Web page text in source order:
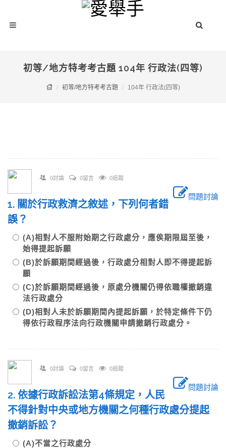
初等/地方特考考古題 104年 行政法(四等)
初等/地方特考考古題 104年 行政法(四等)
0討論 0留言 0追蹤
問題討論
1. 關於行政救濟之敘述，下列何者錯
誤？
(A)相對人不服附始期之行政處分，應俟期限屆至後，
始得提起訴願
(B)於訴願期間經過後，行政處分相對人即不得提起訴
願
(C)於訴願期間經過後，原處分機關仍得依職權撤銷違
法行政處分
(D)相對人未於訴願期間內提起訴願，於特定條件下仍
得依行政程序法向行政機關申請撤銷行政處分。
0討論 0留言 0追蹤
問題討論
2. 依據行政訴訟法第4條規定，人民
不得針對中央或地方機關之何種行政處分提起
撤銷訴訟？
(A)不當之行政處分